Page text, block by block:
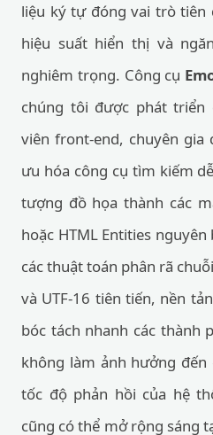
liệu ký tự đóng vai trò
hiệu suất hiển thị và
nghiêm trọng. Công cụ
chúng tôi được phát
viên front-end, chuyên
ưu hóa công cụ tìm kiếm
tượng đồ họa thành các
hoặc HTML Entities
các thuật toán phân rã
và UTF-16 tiên tiến, nền
bóc tách nhanh các thành
không làm ảnh hưởng
tốc độ phản hồi của hệ
cũng có thể mở rộng sáng